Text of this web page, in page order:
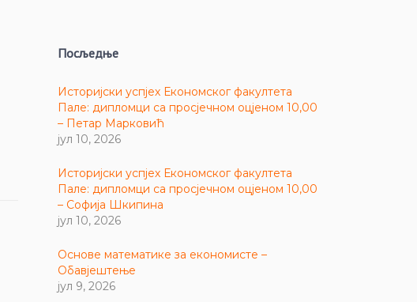
Посљедње
Историјски успјех Економског факултета
Пале: дипломци са просјечном оцјеном 10,00
– Петар Марковић
јул 10, 2026
Историјски успјех Економског факултета
Пале: дипломци са просјечном оцјеном 10,00
– Софија Шкипина
јул 10, 2026
Основе математике за економисте –
Обавјештење
јул 9, 2026